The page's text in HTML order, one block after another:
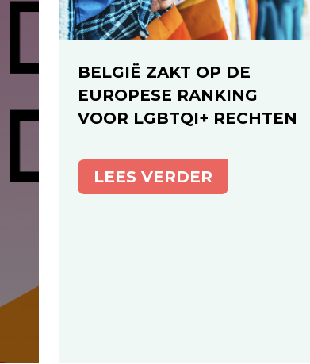
BELGIË ZAKT OP DE
EUROPESE RANKING
VOOR LGBTQI+ RECHTEN
LEES VERDER